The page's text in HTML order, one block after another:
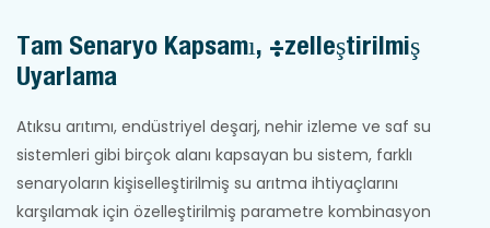
Tam Senaryo Kapsamı, Özelleştirilmiş
Uyarlama
Atıksu arıtımı, endüstriyel deşarj, nehir izleme ve saf su
sistemleri gibi birçok alanı kapsayan bu sistem, farklı
senaryoların kişiselleştirilmiş su arıtma ihtiyaçlarını
karşılamak için özelleştirilmiş parametre kombinasyon